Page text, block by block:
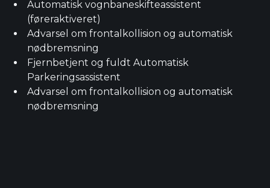
Automatisk vognbaneskifteassistent
(føreraktiveret)
Advarsel om frontalkollision og automatisk
nødbremsning
Fjernbetjent og fuldt Automatisk
Parkeringsassistent
Advarsel om frontalkollision og automatisk
nødbremsning